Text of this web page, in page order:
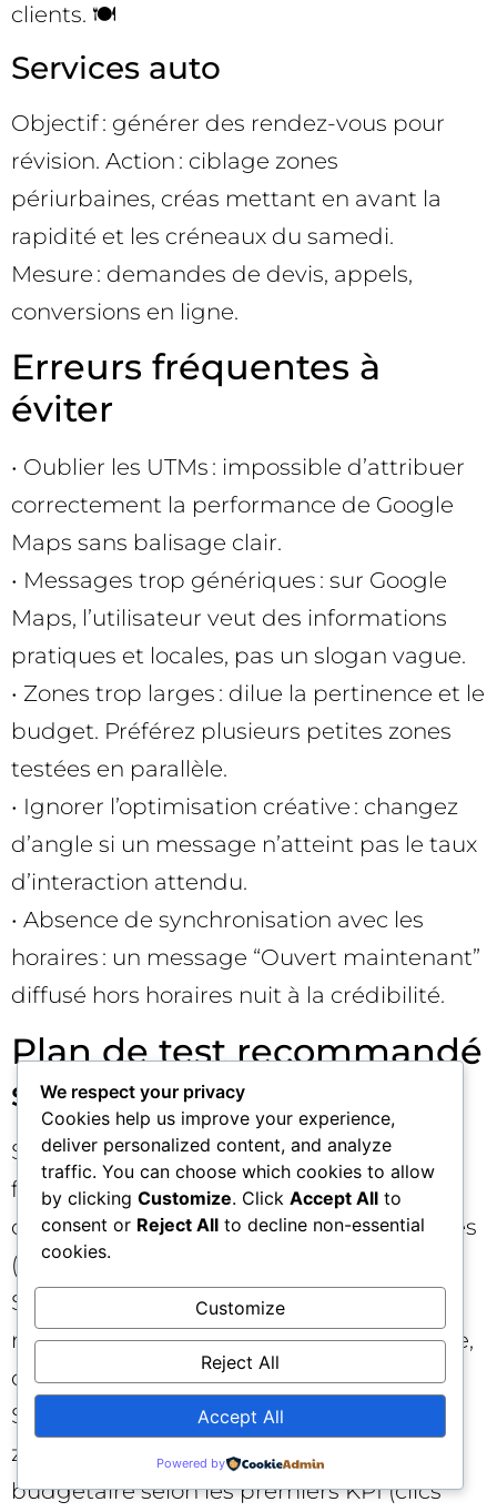
clients. 🍽️
Services auto
Objectif : générer des rendez-vous pour
révision. Action : ciblage zones
périurbaines, créas mettant en avant la
rapidité et les créneaux du samedi.
Mesure : demandes de devis, appels,
conversions en ligne.
Erreurs fréquentes à
éviter
• Oublier les UTMs : impossible d’attribuer
correctement la performance de Google
Maps sans balisage clair.
• Messages trop génériques : sur Google
Maps, l’utilisateur veut des informations
pratiques et locales, pas un slogan vague.
• Zones trop larges : dilue la pertinence et le
budget. Préférez plusieurs petites zones
testées en parallèle.
• Ignorer l’optimisation créative : changez
d’angle si un message n’atteint pas le taux
d’interaction attendu.
• Absence de synchronisation avec les
horaires : un message “Ouvert maintenant”
diffusé hors horaires nuit à la crédibilité.
Plan de test recommandé
sur 4 semaines
Semaine 1 : préparation. Nettoyage des
fiches d’établissement, configuration des
conversions, UTMs, création d’assets variés
(3–5 versions).
Semaine 2 : lancement. Une campagne
mixte + une campagne “Maps-only” pilote,
chacune avec zones ciblées distinctes.
Semaine 3 : optimisation. Ajustement des
zones, rotation créative, réallocation
budgétaire selon les premiers KPI (clics
We respect your privacy
Cookies help us improve your experience,
deliver personalized content, and analyze
traffic. You can choose which cookies to allow
by clicking Customize. Click Accept All to
consent or Reject All to decline non-essential
cookies.
Customize
Reject All
Accept All
Powered by